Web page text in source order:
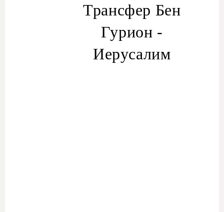
Трансфер Бен
Гурион -
Иерусалим